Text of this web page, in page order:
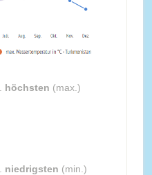
höchsten (max.)
niedrigsten (min.)